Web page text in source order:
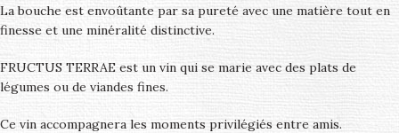
La bouche est envoûtante par sa pureté avec une matière tout en
finesse et une minéralité distinctive.
FRUCTUS TERRAE est un vin qui se marie avec des plats de
légumes ou de viandes fines.
Ce vin accompagnera les moments privilégiés entre amis.